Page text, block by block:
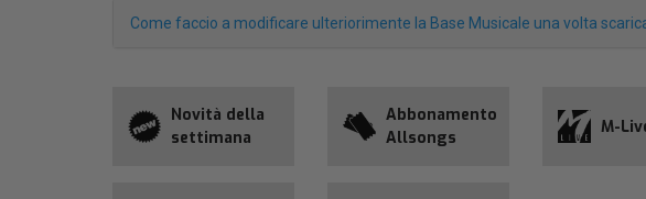
Come faccio a modificare ulteriorimente la Base Musicale una volta
Novità della
settimana
Abbonamento
Allsongs
M-